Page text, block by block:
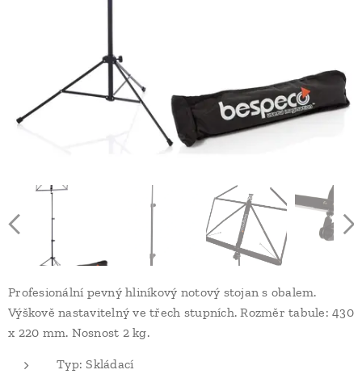
Profesionální pevný hliníkový notový stojan s obalem.
Výškově nastavitelný ve třech stupních. Rozměr tabule: 430
x 220 mm. Nosnost 2 kg.
Typ: Skládací